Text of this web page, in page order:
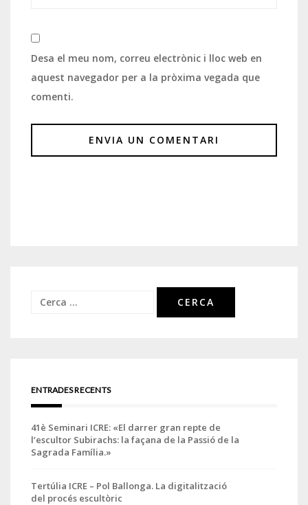
Desa el meu nom, correu electrònic i lloc web en
aquest navegador per a la pròxima vegada que
comenti.
Cerca:
ENTRADES RECENTS
41è Seminari ICRE: «El darrer gran repte de
l’escultor Subirachs: la façana de la Passió de la
Sagrada Família.»
Tertúlia ICRE – Pol Ballonga. La digitalització
del procés escultòric